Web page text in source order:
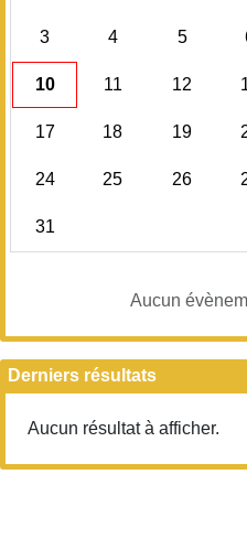
3 4 5
10 11 12
17 18 19
24 25 26
31
Aucun
Derniers résultats
Aucun résultat à afficher.